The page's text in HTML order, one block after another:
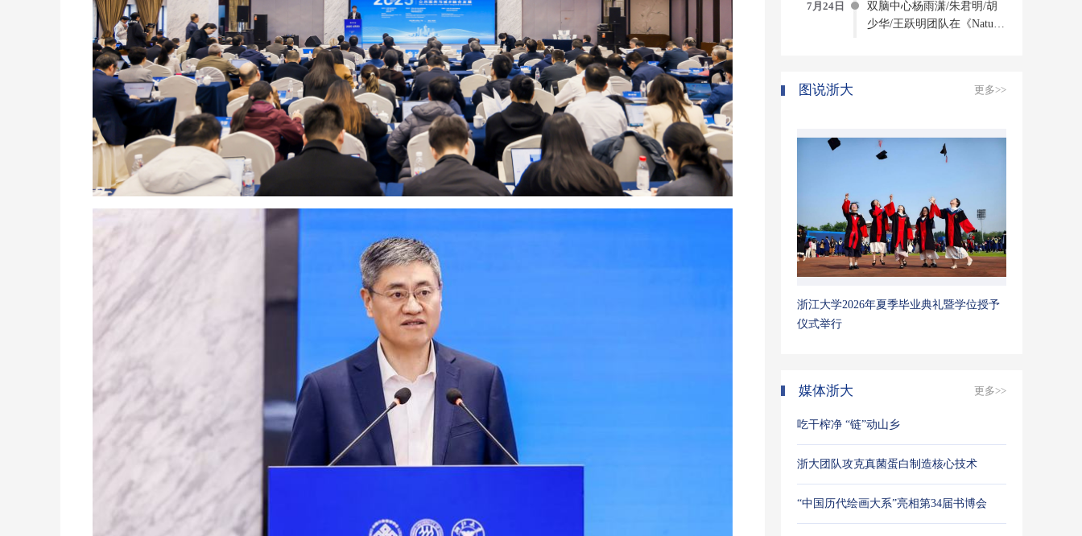
7月24日
双脑中心杨雨潇/朱君明/胡
少华/王跃明团队在《Nature
图说浙大 更多>>
浙江大学2026年夏季毕业典礼暨学位授予
仪式举行
媒体浙大 更多>>
吃干榨净 “链”动山乡
浙大团队攻克真菌蛋白制造核心技术
“中国历代绘画大系”亮相第34届书博会